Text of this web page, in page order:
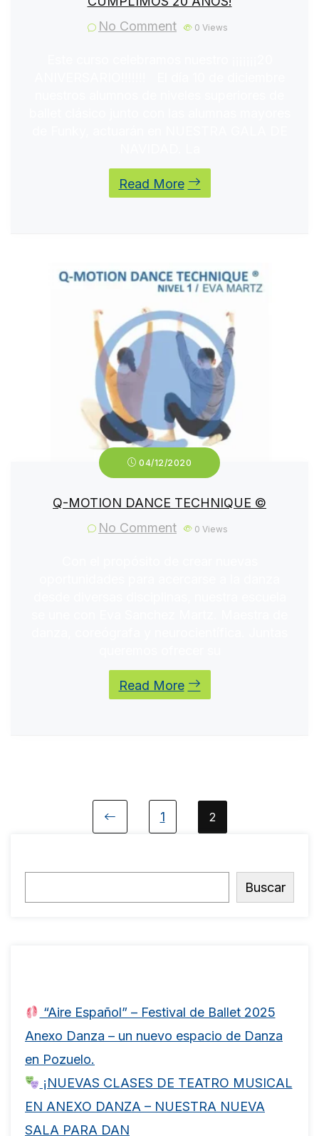
No Comment
0 Views
Read More
04/12/2020
Q-MOTION DANCE TECHNIQUE ©
No Comment
0 Views
Read More
1 2
Buscar
“Aire Español” – Festival de Ballet 2025
Anexo Danza – un nuevo espacio de Danza
en Pozuelo.
¡NUEVAS CLASES DE TEATRO MUSICAL
EN ANEXO DANZA – NUESTRA NUEVA
SALA PARA DAN